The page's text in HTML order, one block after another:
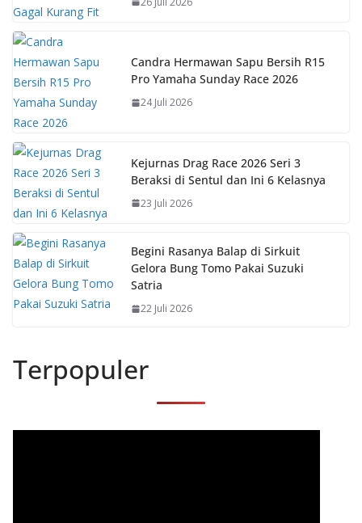
o
k
p n
Candra Hermawan Sapu Bersih R15
Pro Yamaha Sunday Race 2026
24 Juli 2026
Kejurnas Drag Race 2026 Seri 3
Beraksi di Sentul dan Ini 6 Kelasnya
23 Juli 2026
Begini Rasanya Balap di Sirkuit
Gelora Bung Tomo Pakai Suzuki
Satria
22 Juli 2026
Terpopuler